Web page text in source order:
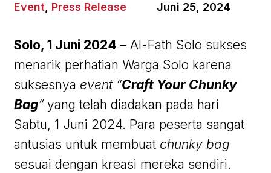
Event, Press Release Juni 25, 2024
Solo, 1 Juni 2024 – Al-Fath Solo sukses
menarik perhatian Warga Solo karena
suksesnya event “Craft Your Chunky
Bag“yang telah diadakan pada hari
Sabtu, 1 Juni 2024. Para peserta sangat
antusias untuk membuat chunky bag
sesuai dengan kreasi mereka sendiri.